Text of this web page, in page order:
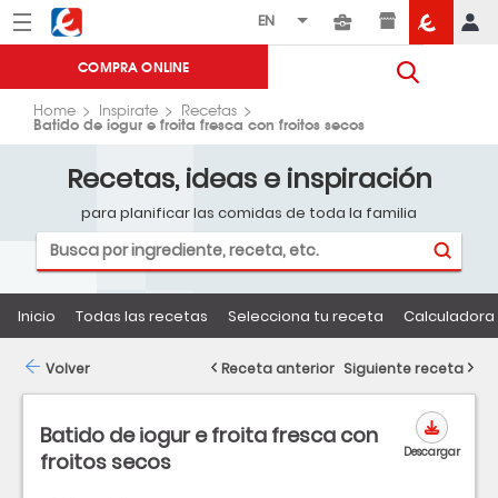
Menú Eroski
COMPRA ONLINE
Home Inspirate Recetas
Batido de iogur e froita fresca con froitos secos
Recetas, ideas e inspiración
para planificar las comidas de toda la familia
Inicio Todas las recetas Selecciona tu receta
Batido de iogur e froita fresca con
froitos secos
Descargar
Volver Receta anterior Siguiente receta